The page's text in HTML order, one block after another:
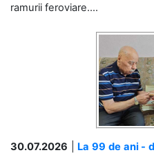
ramurii feroviare....
30.07.2026
La 99 de ani -